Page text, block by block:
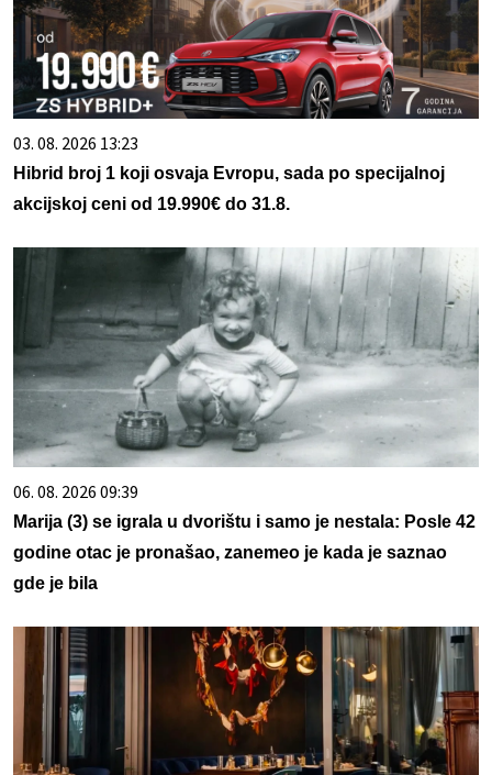
03. 08. 2026 13:23
Hibrid broj 1 koji osvaja Evropu, sada po specijalnoj
akcijskoj ceni od 19.990€ do 31.8.
06. 08. 2026 09:39
Marija (3) se igrala u dvorištu i samo je nestala: Posle 42
godine otac je pronašao, zanemeo je kada je saznao
gde je bila